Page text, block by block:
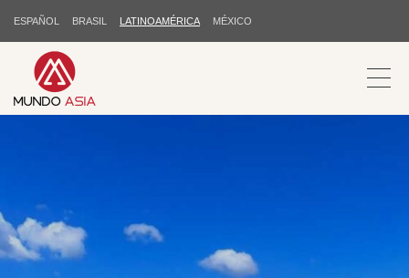
ESPAÑOL BRASIL LATINOAMÉRICA MÉXICO